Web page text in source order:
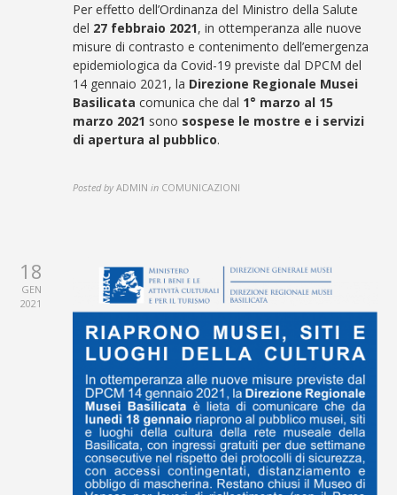
Per effetto dell’Ordinanza del Ministro della Salute
del 27 febbraio 2021, in ottemperanza alle nuove
misure di contrasto e contenimento dell’emergenza
epidemiologica da Covid-19 previste dal DPCM del
14 gennaio 2021, la Direzione Regionale Musei
Basilicatacomunica che dal 1° marzo al 15
marzo 2021 sono sospese le mostre e i servizi
di apertura al pubblico.
Posted by ADMIN in COMUNICAZIONI
18
GEN
2021